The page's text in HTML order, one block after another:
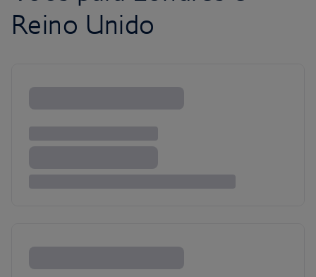
Reino Unido